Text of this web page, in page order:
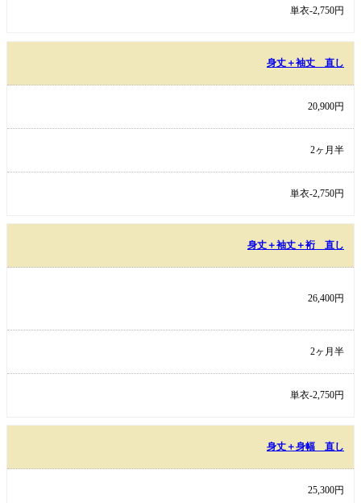
単衣-2,750円
身丈＋袖丈 直し
20,900円
2ヶ月半
単衣-2,750円
身丈＋袖丈＋裄 直し
26,400円
2ヶ月半
単衣-2,750円
身丈＋身幅 直し
25,300円